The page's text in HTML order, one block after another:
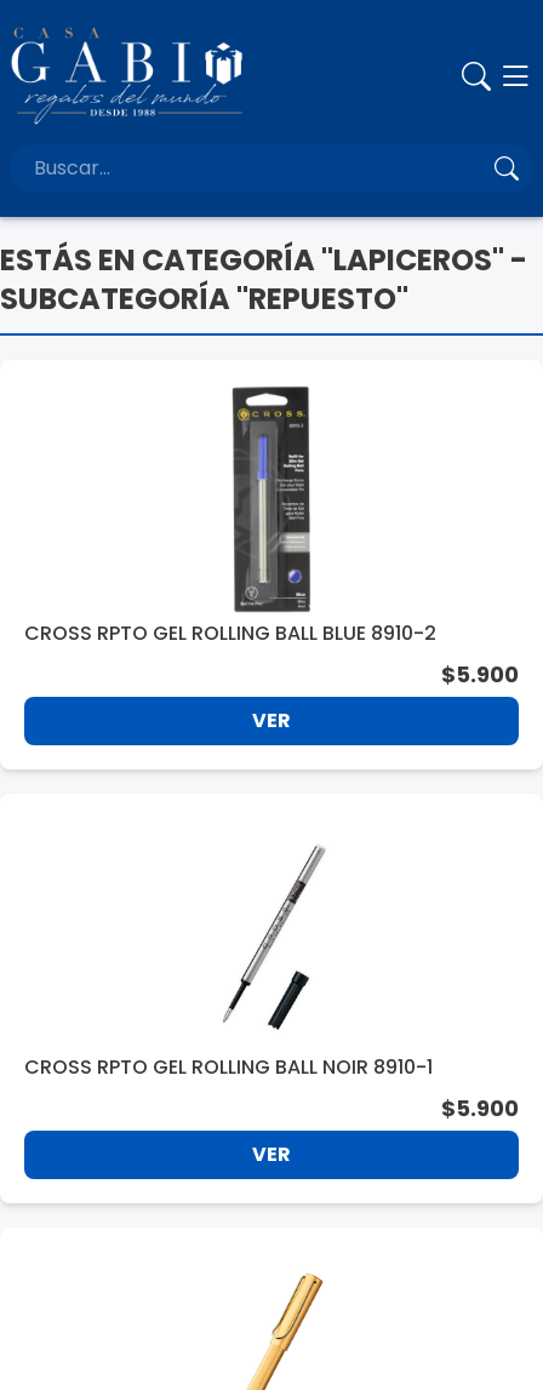
ESTÁS EN CATEGORÍA "LAPICEROS" -
SUBCATEGORÍA "REPUESTO"
CROSS RPTO GEL ROLLING BALL BLUE 8910-2
$5.900
VER
CROSS RPTO GEL ROLLING BALL NOIR 8910-1
$5.900
VER